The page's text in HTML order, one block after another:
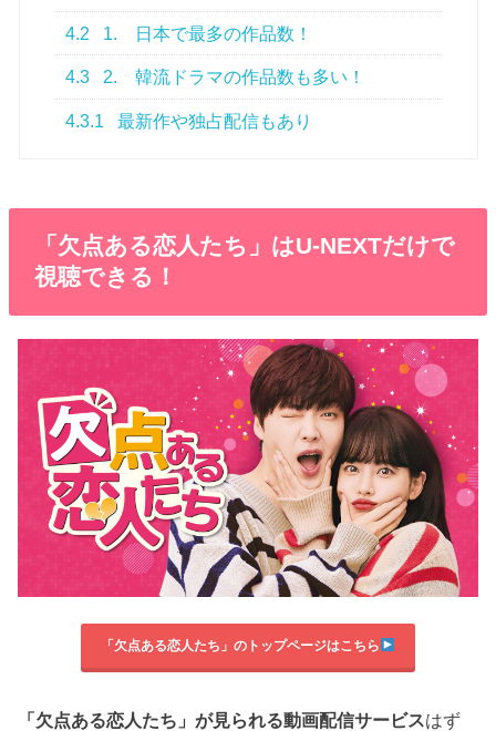
4.2 1. 日本で最多の作品数！
4.3 2. 韓流ドラマの作品数も多い！
4.3.1 最新作や独占配信もあり
「欠点ある恋人たち」はU-NEXTだけで
視聴できる！
「欠点ある恋人たち」のトップページはこちら
「欠点ある恋人たち」が見られる動画配信サービスはず